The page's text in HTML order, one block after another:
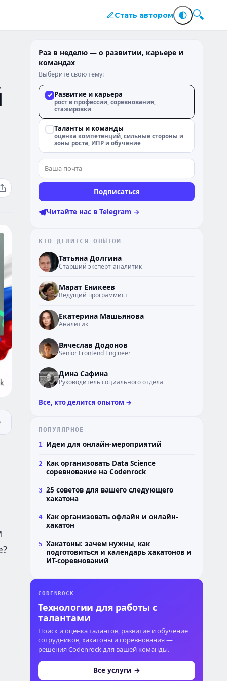
Стать автором
Раз в неделю — о развитии, карьере и
командах
Выберите свою тему:
Развитие и карьера
рост в профессии, соревнования,
стажировки
Таланты и команды
оценка компетенций, сильные стороны и
зоны роста, ИПР и обучение
Подписаться
Читайте нас в Telegram →
КТО ДЕЛИТСЯ ОПЫТОМ
ТД Татьяна Долгина
Старший эксперт-аналитик
МЕ Марат Еникеев
Ведущий программист
ЕМ Екатерина Машьянова
Аналитик
ВД Вячеслав Додонов
Senior Frontend Engineer
ДС Дина Сафина
Руководитель социального отдела
Все, кто делится опытом →
ПОПУЛЯРНОЕ
1
Идеи для онлайн-мероприятий
2 Как организовать Data Science
соревнование на Codenrock
3 25 советов для вашего следующего
хакатона
4 Как организовать офлайн и онлайн-
хакатон
5 Хакатоны: зачем нужны, как
подготовиться и календарь хакатонов и
ИТ-соревнований
CODENROCK
Технологии для работы с
талантами
Поиск и оценка талантов, развитие и обучение
сотрудников, хакатоны и соревнования —
решения Codenrock для вашей команды.
Все услуги →